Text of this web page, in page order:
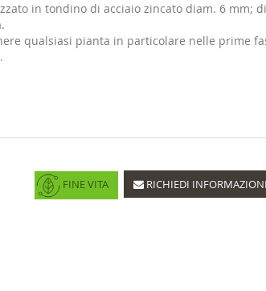
in tondino di acciaio zincato diam. 6 mm;
qualsiasi pianta in particolare nelle prime
FINE VITA RICHIEDI INFORMAZIONI